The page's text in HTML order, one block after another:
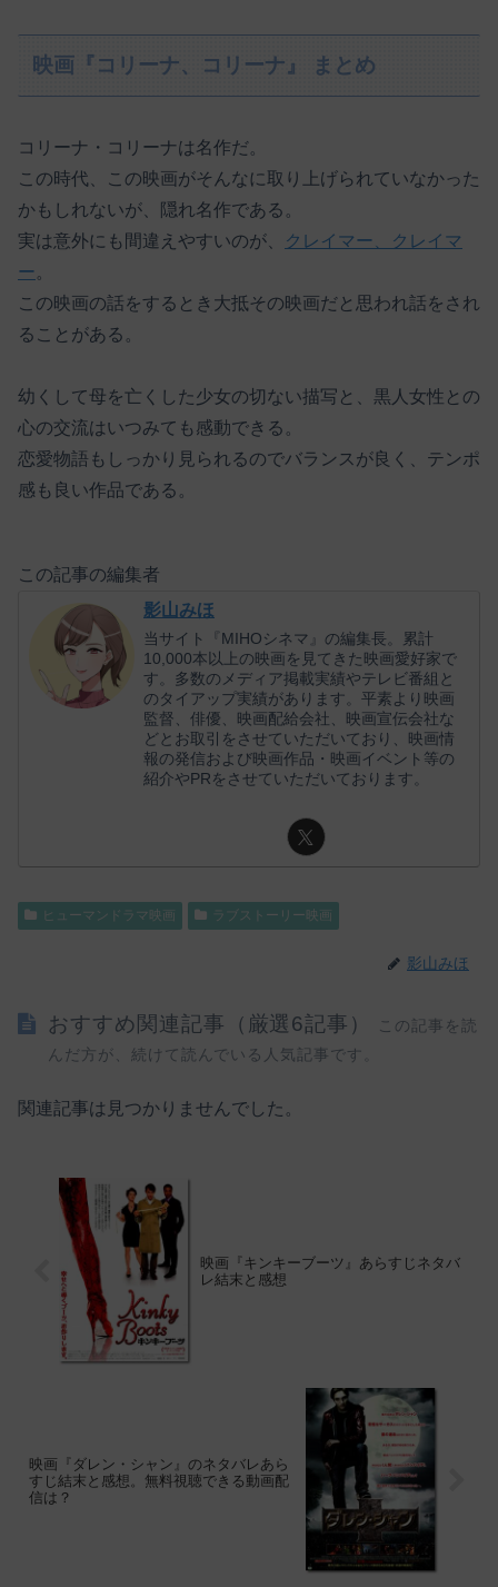
映画『コリーナ、コリーナ』 まとめ
コリーナ・コリーナは名作だ。
この時代、この映画がそんなに取り上げられていなかった
かもしれないが、隠れ名作である。
実は意外にも間違えやすいのが、
クレイマー、クレイマ
ー。
この映画の話をするとき大抵その映画だと思われ話をされ
ることがある。
幼くして母を亡くした少女の切ない描写と、黒人女性との
心の交流はいつみても感動できる。
恋愛物語もしっかり見られるのでバランスが良く、テンポ
感も良い作品である。
この記事の編集者
影山みほ
当サイト『MIHOシネマ』の編集長。累計
10,000本以上の映画を見てきた映画愛好家で
す。多数のメディア掲載実績やテレビ番組と
のタイアップ実績があります。平素より映画
監督、俳優、映画配給会社、映画宣伝会社な
どとお取引をさせていただいており、映画情
報の発信および映画作品・映画イベント等の
紹介やPRをさせていただいております。
ヒューマンドラマ映画 ラブストーリー映画
影山みほ
おすすめ関連記事（厳選6記事）
この記事を読
んだ方が、続けて読んでいる人気記事です。
関連記事は見つかりませんでした。
映画『キンキーブーツ』あらすじネタバ
レ結末と感想
映画『ダレン・シャン』のネタバレあら
すじ結末と感想。無料視聴できる動画配
信は？